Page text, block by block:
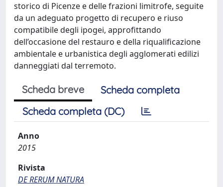
storico di Picenze e delle frazioni limitrofe, seguite
da un adeguato progetto di recupero e riuso
compatibile degli ipogei, approfittando
dell’occasione del restauro e della riqualificazione
ambientale e urbanistica degli agglomerati edilizi
danneggiati dal terremoto.
Scheda breve
Scheda completa
Scheda completa (DC)
Anno
2015
Rivista
DE RERUM NATURA